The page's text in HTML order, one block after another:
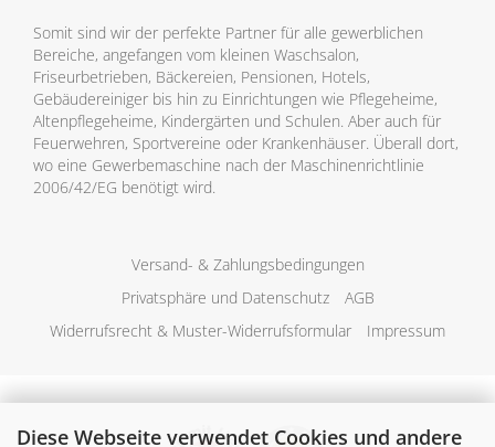
Diese Webseite verwendet Cookies und andere
Somit sind wir der perfekte Partner für alle gewerblichen
Bereiche, angefangen vom kleinen Waschsalon,
Friseurbetrieben, Bäckereien, Pensionen, Hotels,
Gebäudereiniger bis hin zu Einrichtungen wie Pflegeheime,
Altenpflegeheime, Kindergärten und Schulen. Aber auch für
Feuerwehren, Sportvereine oder Krankenhäuser. Überall dort,
wo eine Gewerbemaschine nach der Maschinenrichtlinie
2006/42/EG benötigt wird.
Versand- & Zahlungsbedingungen
Privatsphäre und Datenschutz
AGB
Widerrufsrecht & Muster-Widerrufsformular
Impressum